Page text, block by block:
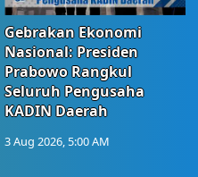
Gebrakan Ekonomi
Nasional: Presiden
Prabowo Rangkul
Seluruh Pengusaha
KADIN Daerah
3 Aug 2026, 5:00 AM